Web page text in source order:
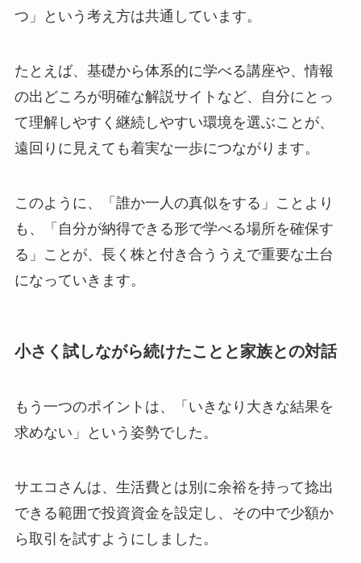
つ」という考え方は共通しています。
たとえば、基礎から体系的に学べる講座や、情報
の出どころが明確な解説サイトなど、自分にとっ
て理解しやすく継続しやすい環境を選ぶことが、
遠回りに見えても着実な一歩につながります。
このように、「誰か一人の真似をする」ことより
も、「自分が納得できる形で学べる場所を確保す
る」ことが、長く株と付き合ううえで重要な土台
になっていきます。
小さく試しながら続けたことと家族との対話
もう一つのポイントは、「いきなり大きな結果を
求めない」という姿勢でした。
サエコさんは、生活費とは別に余裕を持って捻出
できる範囲で投資資金を設定し、その中で少額か
ら取引を試すようにしました。